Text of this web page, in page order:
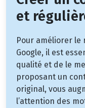
et
Pour améliorer
Google, il est
qualité et de le
proposant un
original, vous
l’attention des